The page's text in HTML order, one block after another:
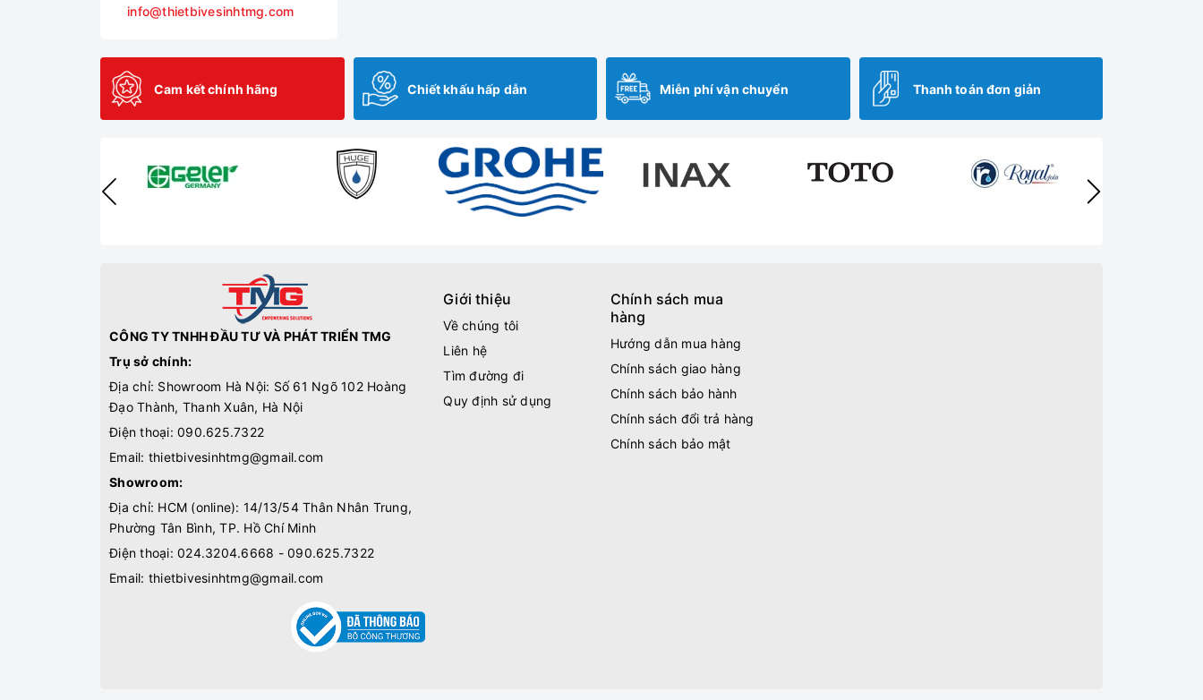
info@thietbivesinhtmg.com
Cam kết chính hãng Chiết khấu hấp dẫn Miễn phí vận chuyển Thanh toán đơn giản
CÔNG TY TNHH ĐẦU TƯ VÀ PHÁT TRIỂN TMG
Trụ sở chính:
Địa chỉ: Showroom Hà Nội: Số 61 Ngõ 102 Hoàng
Đạo Thành, Thanh Xuân, Hà Nội
Điện thoại: 090.625.7322
Email: thietbivesinhtmg@gmail.com
Showroom:
Địa chỉ: HCM (online): 14/13/54 Thân Nhân Trung,
Phường Tân Bình, TP. Hồ Chí Minh
Điện thoại: 024.3204.6668 - 090.625.7322
Email: thietbivesinhtmg@gmail.com
Giới thiệu
Về chúng tôi
Liên hệ
Tìm đường đi
Quy định sử dụng
Chính sách mua
hàng
Hướng dẫn mua hàng
Chính sách giao hàng
Chính sách bảo hành
Chính sách đổi trả hàng
Chính sách bảo mật